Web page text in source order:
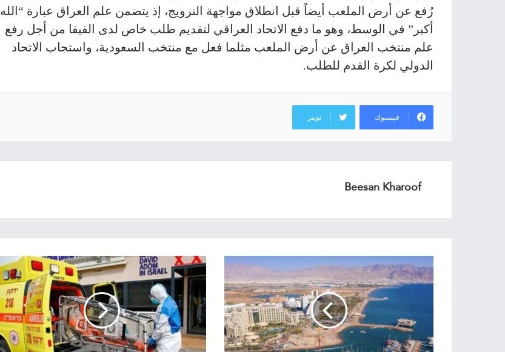
رُفع عن أرض الملعب أيضاً قبل انطلاق مواجهة النرويج، إذ يتضمن علم العراق عبارة “الله
أكبر” في الوسط، وهو ما دفع الاتحاد العراقي لتقديم طلب خاص لدى الفيفا من أجل رفع
علم منتخب العراق عن أرض الملعب مثلما فعل مع منتخب السعودية، واستجاب الاتحاد
الدولي لكرة القدم للطلب.
فيسبوك تويتر
Beesan Kharoof